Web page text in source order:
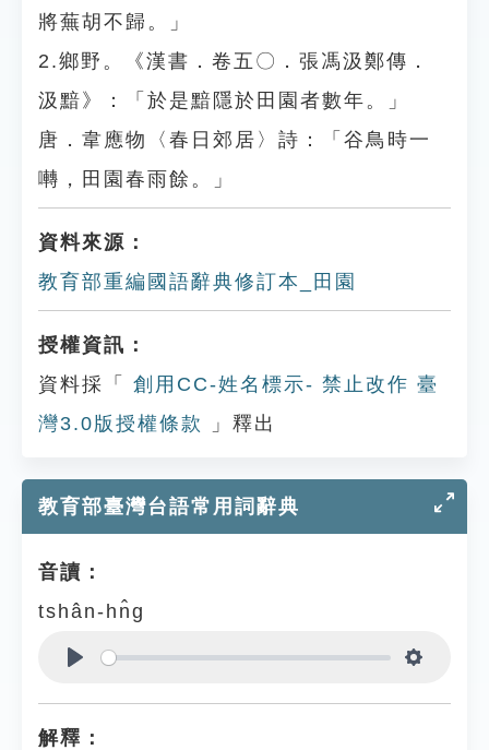
將蕪胡不歸。」
2.鄉野。《漢書．卷五〇．張馮汲鄭傳．
汲黯》：「於是黯隱於田園者數年。」
唐．韋應物〈春日郊居〉詩：「谷鳥時一
囀，田園春雨餘。」
資料來源：
教育部重編國語辭典修訂本_田園
授權資訊：
資料採「
創用CC-姓名標示- 禁止改作 臺
灣3.0版授權條款
」釋出
教育部臺灣台語常用詞辭典
音讀：
tshân-hn̂g
解釋：